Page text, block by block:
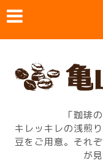
「珈琲
キレッキレの浅煎
豆をご用意。それ
が